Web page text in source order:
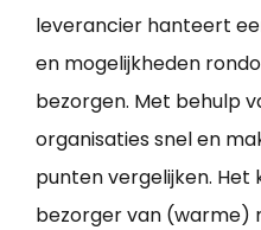
leverancier hanteert
en mogelijkheden
bezorgen. Met behulp
organisaties snel en
punten vergelijken. Het
bezorger van (warme)